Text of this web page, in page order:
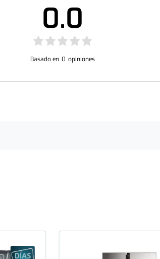
0.0
Basado en 0 opiniones